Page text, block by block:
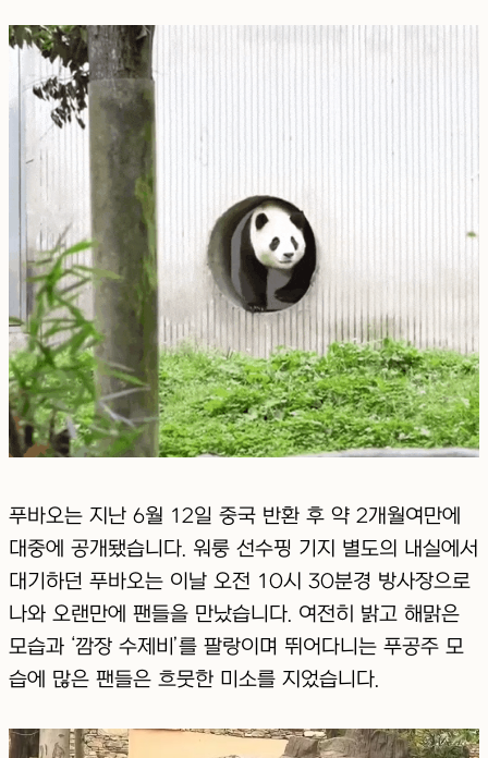
푸바오는 지난 6월 12일 중국 반환 후 약 2개월여만에
대중에 공개됐습니다. 워룽 선수핑 기지 별도의 내실에서
대기하던 푸바오는 이날 오전 10시 30분경 방사장으로
나와 오랜만에 팬들을 만났습니다. 여전히 밝고 해맑은
모습과 ‘깜장 수제비’를 팔랑이며 뛰어다니는 푸공주 모
습에 많은 팬들은 흐뭇한 미소를 지었습니다.